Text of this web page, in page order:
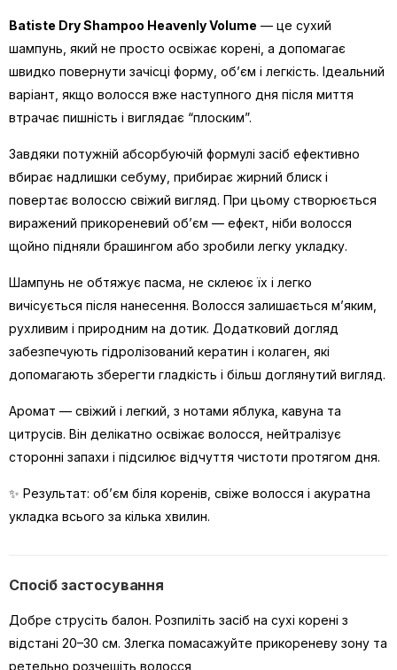
Batiste Dry Shampoo Heavenly Volume — це сухий
шампунь, який не просто освіжає корені, а допомагає
швидко повернути зачісці форму, об’єм і легкість. Ідеальний
варіант, якщо волосся вже наступного дня після миття
втрачає пишність і виглядає “плоским”.
Завдяки потужній абсорбуючій формулі засіб ефективно
вбирає надлишки себуму, прибирає жирний блиск і
повертає волоссю свіжий вигляд. При цьому створюється
виражений прикореневий об’єм — ефект, ніби волосся
щойно підняли брашингом або зробили легку укладку.
Шампунь не обтяжує пасма, не склеює їх і легко
вичісується після нанесення. Волосся залишається м’яким,
рухливим і природним на дотик. Додатковий догляд
забезпечують гідролізований кератин і колаген, які
допомагають зберегти гладкість і більш доглянутий вигляд.
Аромат — свіжий і легкий, з нотами яблука, кавуна та
цитрусів. Він делікатно освіжає волосся, нейтралізує
сторонні запахи і підсилює відчуття чистоти протягом дня.
✨ Результат: об’єм біля коренів, свіже волосся і акуратна
укладка всього за кілька хвилин.
Спосіб застосування
Добре струсіть балон. Розпиліть засіб на сухі корені з
відстані 20–30 см. Злегка помасажуйте прикореневу зону та
ретельно розчешіть волосся